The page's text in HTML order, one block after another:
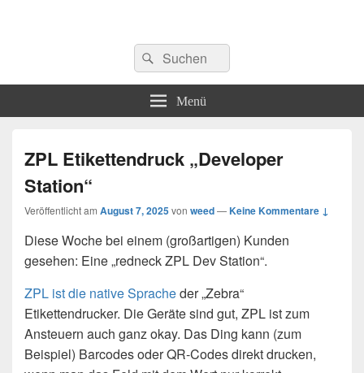
Suchen
nach:
Suchen
Menü
ZPL Etikettendruck „Developer
Station“
Veröffentlicht am August 7, 2025von weed—Keine Kommentare ↓
Diese Woche bei einem (großartigen) Kunden
gesehen: Eine „redneck ZPL Dev Station“.
ZPL ist die native Spracheder „Zebra“
Etikettendrucker. Die Geräte sind gut, ZPL ist zum
Ansteuern auch ganz okay. Das Ding kann (zum
Beispiel) Barcodes oder QR-Codes direkt drucken,